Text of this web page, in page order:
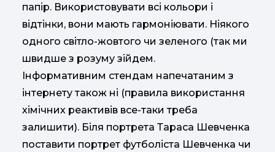
папір. Використовувати всі кольори і
відтінки, вони мають гармоніювати. Ніякого
одного світло-жовтого чи зеленого (так ми
швидше з розуму зійдем.
Інформативним стендам напечатаним з
інтернету також ні (правила використання
хімічних реактивів все-таки треба
залишити). Біля портрета Тараса Шевченка
поставити портрет футболіста Шевченка чи